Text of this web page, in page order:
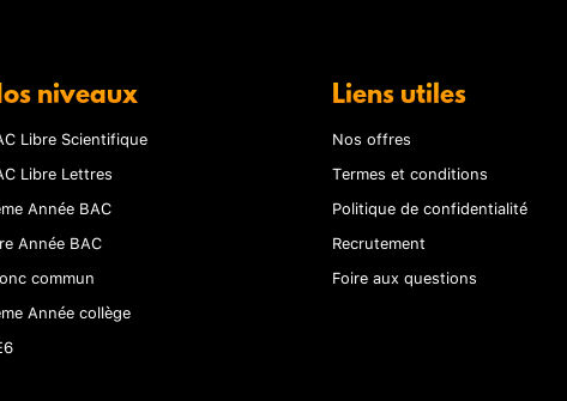
niveaux
Libre Scientifique
Libre Lettres
Année BAC
Année BAC
commun
Année collège
Liens utiles
Nos offres
Termes et conditions
Politique de confidentialité
Recrutement
Foire aux questions